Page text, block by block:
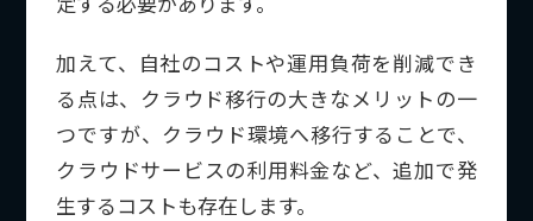
加えて、自社のコストや運用負荷を削減でき
る点は、クラウド移行の大きなメリットの一
つですが、クラウド環境へ移行することで、
クラウドサービスの利用料金など、追加で発
生するコストも存在します。